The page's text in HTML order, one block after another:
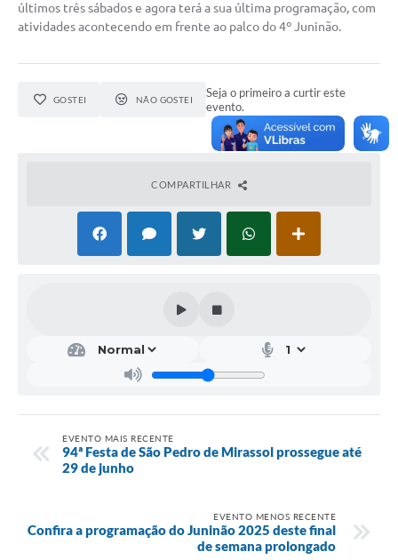
últimos três sábados e agora terá a sua última programação, com
atividades acontecendo em frente ao palco do 4º Juninão.
GOSTEI NÃO GOSTEI
Seja o primeiro a curtir este
evento.
COMPARTILHAR
EVENTO MAIS RECENTE
94ª Festa de São Pedro de Mirassol prossegue até
29 de junho
EVENTO MENOS RECENTE
Confira a programação do Juninão 2025 deste final
de semana prolongado